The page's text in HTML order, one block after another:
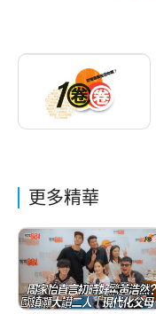
更多精華